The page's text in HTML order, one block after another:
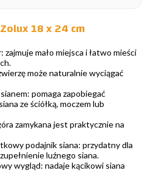
18 x 24 cm
mało miejsca i łatwo mieści
może naturalnie wyciągać
pomaga zapobiegać
ze ściółką, moczem lub
zamykana jest praktycznie na
podajnik siana: przydatny dla
luźnego siana.
wygląd: nadaje kącikowi siana